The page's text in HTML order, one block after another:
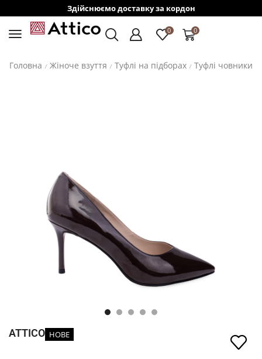
Здійснюємо доставку за кордон
0 0
Головна / Жіноче взуття / Туфлі на підборах / Туфлі човники
ATTICO НОВЕ